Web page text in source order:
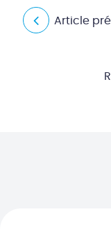
Article